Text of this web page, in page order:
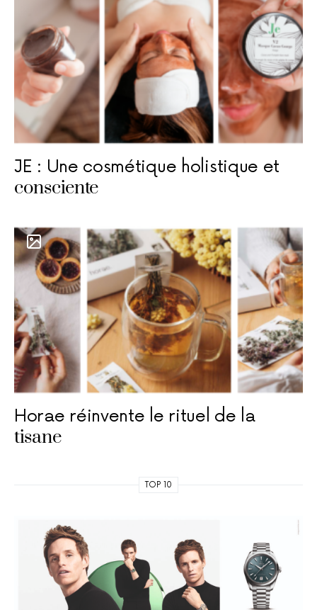
JE : Une cosmétique holistique et
consciente
Horae réinvente le rituel de la
tisane
TOP 10